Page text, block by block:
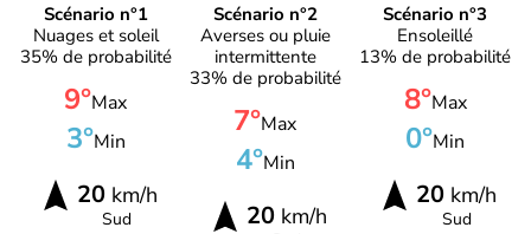
Scénario n°1
Nuages et soleil
35% de probabilité
9°Max
3°Min
20km/h
Sud
Scénario n°2
Averses ou pluie
intermittente
33% de probabilité
7°Max
4°Min
20km/h
Scénario n°3
Ensoleillé
13% de probabilité
8°Max
0°Min
20 km/h
Sud